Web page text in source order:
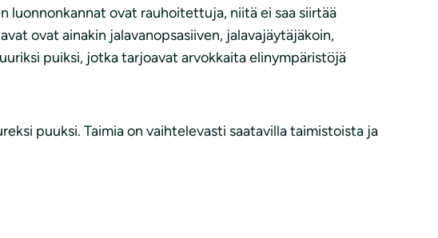
luonnonkannat ovat rauhoitettuja, niitä ei saa siirtää
ovat ainakin jalavanopsasiiven, jalavajäytäjäkoin,
puiksi, jotka tarjoavat arvokkaita elinympäristöjä
puuksi. Taimia on vaihtelevasti saatavilla taimistoista ja